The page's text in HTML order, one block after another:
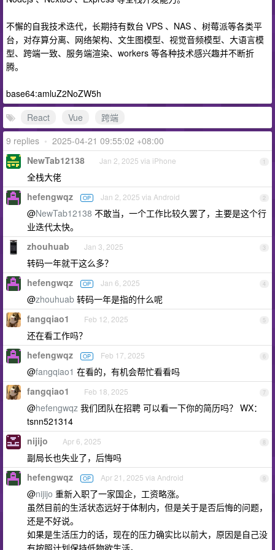
不懈的自我技术迭代，长期持有数台 VPS 、NAS 、树莓派等各类平
台，对存算分离、网络架构、文生图模型、视觉音频模型、大语言模
型、跨端一致、服务端渲染、workers 等各种技术感兴趣并不断折
腾。
base64:amluZ2NoZW5h
React
Vue
跨端
9 replies • 2025-04-21 09:55:02 +08:00
1
NewTab12138 Jan 2, 2025 via iPhone
全栈大佬
2
hefengwqz OP Jan 2, 2025 via Android
@NewTab12138 不敢当，一个工作比较久罢了，主要是这个行
业迭代太快。
3
zhouhuab Jan 3, 2025
转码一年就干这么多？
4
hefengwqz OP Jan 6, 2025
@zhouhuab 转码一年是指的什么呢
5
fangqiao1 Feb 12, 2025
还在看工作吗？
6
hefengwqz OP Feb 17, 2025
@fangqiao1 在看的，有机会帮忙看看吗
7
fangqiao1 Feb 18, 2025
@hefengwqz 我们团队在招聘 可以看一下你的简历吗？ WX：
tsnn521314
8
nijijo Apr 6, 2025
副局长也失业了，后悔吗
9
hefengwqz OP Apr 21, 2025 via Android
@nijijo 重新入职了一家国企，工资略涨。
虽然目前的生活状态远好于体制内，但是关于是否后悔的问题，
还是不好说。
如果是生活压力的话，现在的压力确实比以前大，原因是自己没
有按照计划保持低物欲生活。